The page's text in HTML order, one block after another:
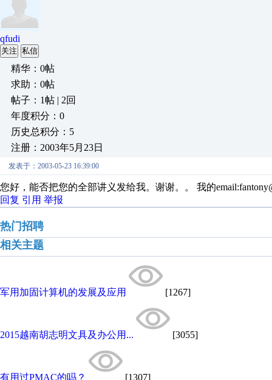
qfudi
关注 私信
精华：0帖
求助：0帖
帖子：1帖 | 2回
年度积分：0
历史总积分：5
注册：2003年5月23日
发表于：2003-05-23 16:39:00
您好，能否把您的全部讲义发给我。谢谢。。 我的
回复 引用 举报
热门招聘
相关主题
军用加固计算机的发展及应用 [1267]
2015越南胡志明文具及办公用... [3055]
有用过PMAC的吗？ [1307]